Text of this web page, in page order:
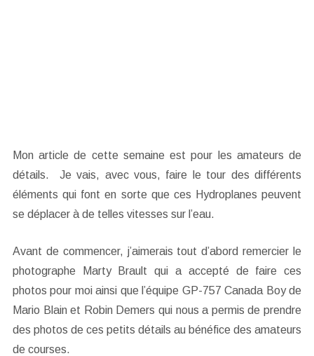
Mon article de cette semaine est pour les amateurs de
détails. Je vais, avec vous, faire le tour des différents
éléments qui font en sorte que ces Hydroplanes peuvent
se déplacer à de telles vitesses sur l’eau.
Avant de commencer, j’aimerais tout d’abord remercier le
photographe Marty Brault qui a accepté de faire ces
photos pour moi ainsi que l’équipe GP-757 Canada Boy de
Mario Blain et Robin Demers qui nous a permis de prendre
des photos de ces petits détails au bénéfice des amateurs
de courses.